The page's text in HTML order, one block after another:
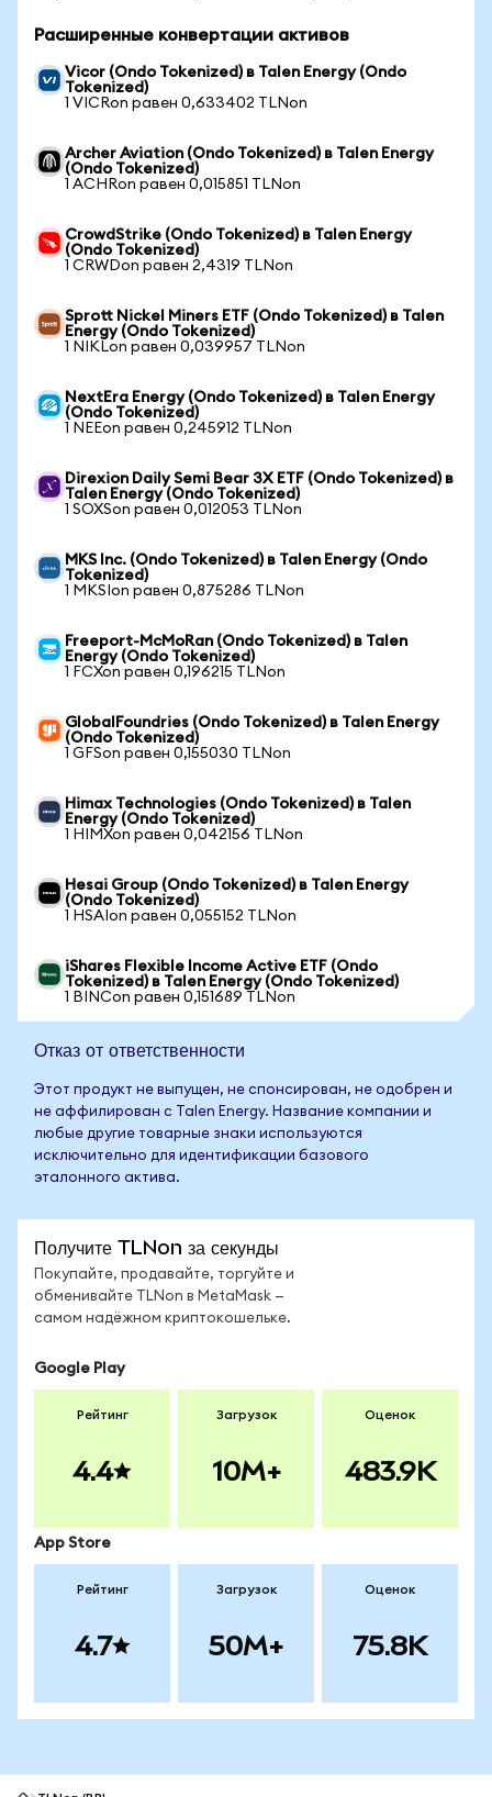
Расширенные конвертации активов
Vicor (Ondo Tokenized) в Talen Energy (Ondo
Tokenized)
1 VICRon равен 0,633402 TLNon
Archer Aviation (Ondo Tokenized) в Talen Energy
(Ondo Tokenized)
1 ACHRon равен 0,015851 TLNon
CrowdStrike (Ondo Tokenized) в Talen Energy
(Ondo Tokenized)
1 CRWDon равен 2,4319 TLNon
Sprott Nickel Miners ETF (Ondo Tokenized) в Talen
Energy (Ondo Tokenized)
1 NIKLon равен 0,039957 TLNon
NextEra Energy (Ondo Tokenized) в Talen Energy
(Ondo Tokenized)
1 NEEon равен 0,245912 TLNon
Direxion Daily Semi Bear 3X ETF (Ondo Tokenized) в
Talen Energy (Ondo Tokenized)
1 SOXSon равен 0,012053 TLNon
MKS Inc. (Ondo Tokenized) в Talen Energy (Ondo
Tokenized)
1 MKSIon равен 0,875286 TLNon
Freeport-McMoRan (Ondo Tokenized) в Talen
Energy (Ondo Tokenized)
1 FCXon равен 0,196215 TLNon
GlobalFoundries (Ondo Tokenized) в Talen Energy
(Ondo Tokenized)
1 GFSon равен 0,155030 TLNon
Himax Technologies (Ondo Tokenized) в Talen
Energy (Ondo Tokenized)
1 HIMXon равен 0,042156 TLNon
Hesai Group (Ondo Tokenized) в Talen Energy
(Ondo Tokenized)
1 HSAIon равен 0,055152 TLNon
iShares Flexible Income Active ETF (Ondo
Tokenized) в Talen Energy (Ondo Tokenized)
1 BINCon равен 0,151689 TLNon
Отказ от ответственности
Этот продукт не выпущен, не спонсирован, не одобрен и
не аффилирован с Talen Energy. Название компании и
любые другие товарные знаки используются
исключительно для идентификации базового
эталонного актива.
Получите TLNon за секунды
Покупайте, продавайте, торгуйте и
обменивайте TLNon в MetaMask —
самом надёжном криптокошельке.
Google Play
Рейтинг
4.4
Загрузок
10M+
Оценок
483.9K
App Store
Рейтинг
4.7
Загрузок
50M+
Оценок
75.8K